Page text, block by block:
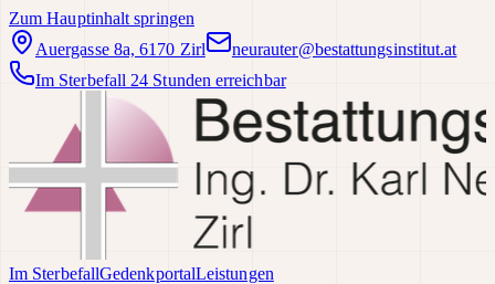
Zum Hauptinhalt springen
Auergasse 8a, 6170 Zirl
neurauter@bestattungsinstitut.at
Im Sterbefall 24 Stunden erreichbar
Im SterbefallGedenkportalLeistungen